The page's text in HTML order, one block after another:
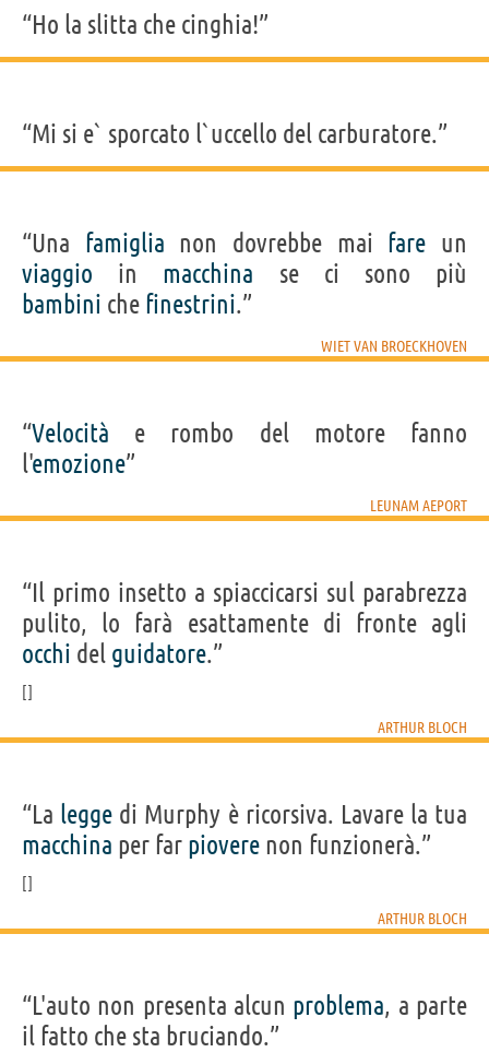
“Ho la slitta che cinghia!”
“Mi si e` sporcato l`uccello del carburatore.”
“Una famiglia non dovrebbe mai fare un
viaggio in macchina se ci sono più
bambini che finestrini.”
WIET VAN BROECKHOVEN
“Velocità e rombo del motore fanno
l'emozione”
LEUNAM AEPORT
“Il primo insetto a spiaccicarsi sul parabrezza
pulito, lo farà esattamente di fronte agli
occhi del guidatore.”
ARTHUR BLOCH
“La legge di Murphy è ricorsiva. Lavare la tua
macchina per far piovere non funzionerà.”
ARTHUR BLOCH
“L'auto non presenta alcun problema, a parte
il fatto che sta bruciando.”